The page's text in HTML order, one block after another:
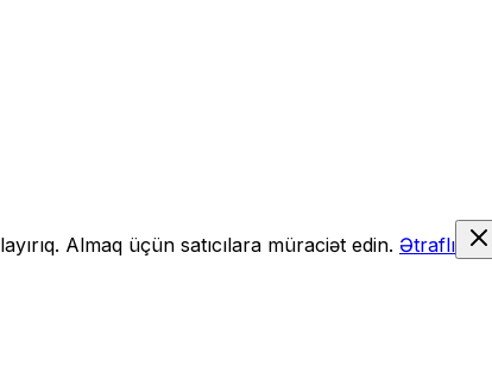
Almaq üçün satıcılara müraciət edin. Ətraflı